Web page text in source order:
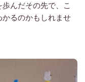
んだその先で、こ
るのかもしれませ